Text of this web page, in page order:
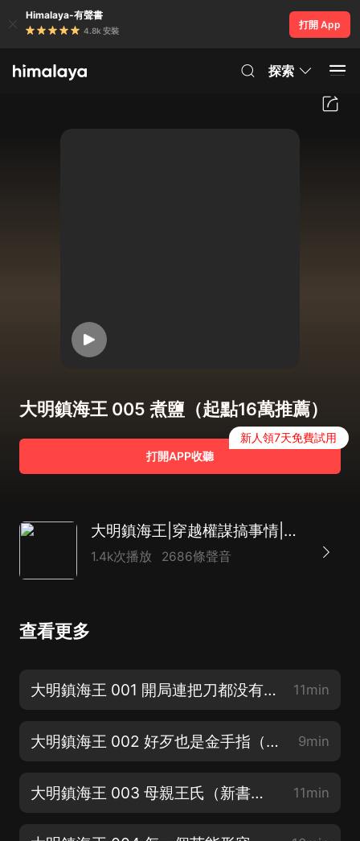
Himalaya-有聲書
4.8k 安裝
打開 App
探索
大明鎮海王 005 煮鹽（起點16萬推薦）
打開APP收聽
新人領7天免費試用
大明鎮海王|穿越權謀搞事情|高智商熱血|多人有聲劇
1.4k次播放 2686條聲音
查看更多
大明鎮海王 001 開局連把刀都没有（參與活動拿獎勵呀） 11min
大明鎮海王 002 好歹也是金手指（穿越大明搞事情） 9min
大明鎮海王 003 母親王氏（新書上架來波訂閱） 11min